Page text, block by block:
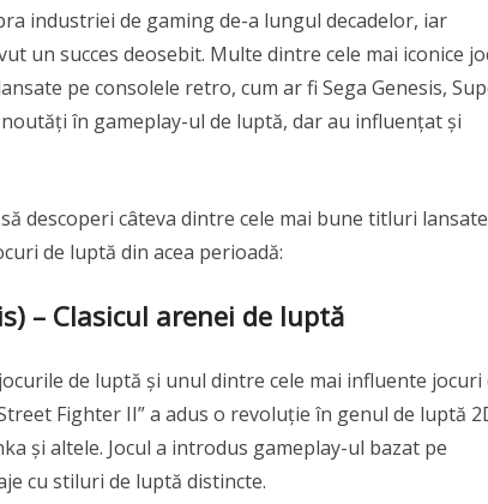
industriei de gaming de-a lungul decadelor, iar
un succes deosebit. Multe dintre cele mai iconice
pe consolele retro, cum ar fi Sega Genesis,
în gameplay-ul de luptă, dar au influențat și
descoperi câteva dintre cele mai bune titluri
de luptă din acea perioadă:
– Clasicul arenei de luptă
de luptă și unul dintre cele mai influente jocuri
Fighter II” a adus o revoluție în genul de luptă
și altele. Jocul a introdus gameplay-ul bazat pe
cu stiluri de luptă distincte.